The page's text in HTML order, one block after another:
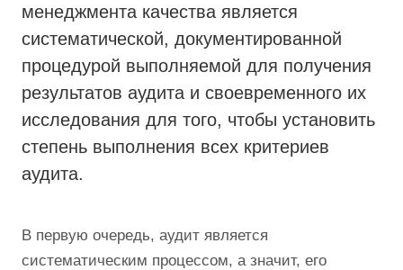
менеджмента качества является
систематической, документированной
процедурой выполняемой для получения
результатов аудита и своевременного их
исследования для того, чтобы установить
степень выполнения всех критериев
аудита.
В первую очередь, аудит является
систематическим процессом, а значит, его